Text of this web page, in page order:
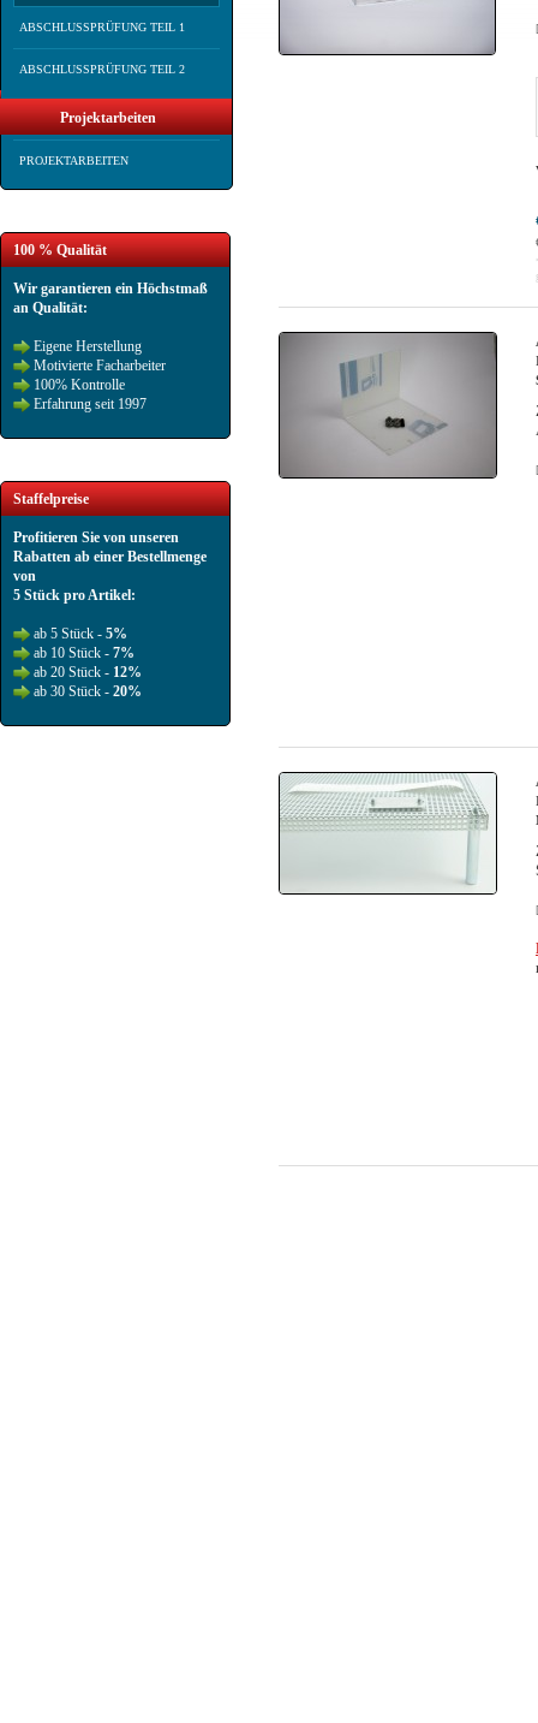
ABSCHLUSSPRÜFUNG TEIL 1
ABSCHLUSSPRÜFUNG TEIL 2
Projektarbeiten
PROJEKTARBEITEN
100 % Qualität
Wir garantieren ein Höchstmaß
an Qualität:
Eigene Herstellung
Motivierte Facharbeiter
100% Kontrolle
Erfahrung seit 1997
Staffelpreise
Profitieren Sie von unseren
Rabatten ab einer Bestellmenge
von
5 Stück pro Artikel:
ab 5 Stück - 5%
ab 10 Stück - 7%
ab 20 Stück - 12%
ab 30 Stück - 20%